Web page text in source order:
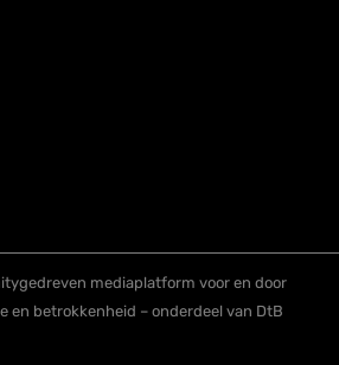
mediaplatform voor en door
betrokkenheid – onderdeel van DtB